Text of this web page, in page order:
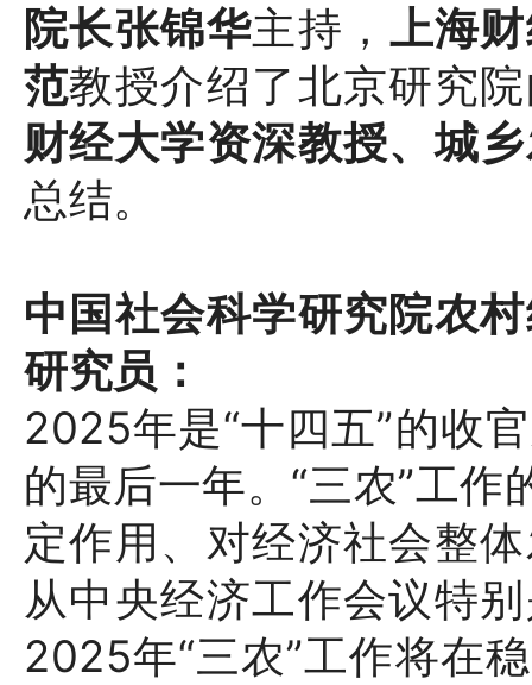
院长张锦华主持， 上海
范教授介绍了北京研究
财经大学资深教授、城
总结。
中国社会科学研究院农
研究员：
2025年是“十四五”的收
的最后一年。“三农”工作
定作用、对经济社会整
从中央经济工作会议特
2025年“三农”工作将在